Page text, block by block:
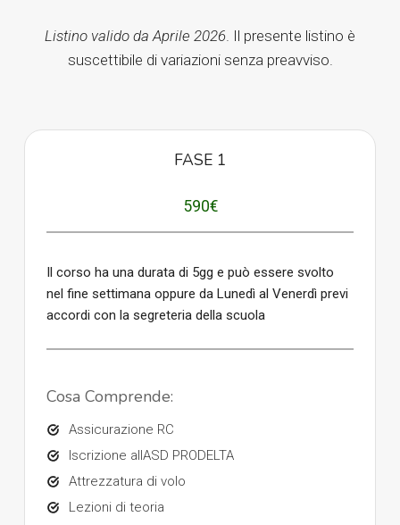
Listino valido da Aprile 2026. Il presente listino è
suscettibile di variazioni senza preavviso.
FASE 1
590€
Il corso ha una durata di 5gg e può essere svolto
nel fine settimana oppure da Lunedì al Venerdì previ
accordi con la segreteria della scuola
Cosa Comprende:
Assicurazione RC
Iscrizione allASD PRODELTA
Attrezzatura di volo
Lezioni di teoria